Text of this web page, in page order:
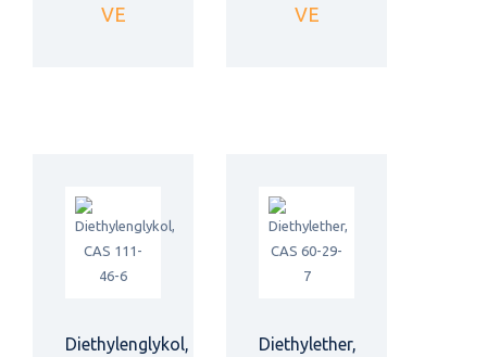
VE
VE
Diethylenglykol,
Diethylether,